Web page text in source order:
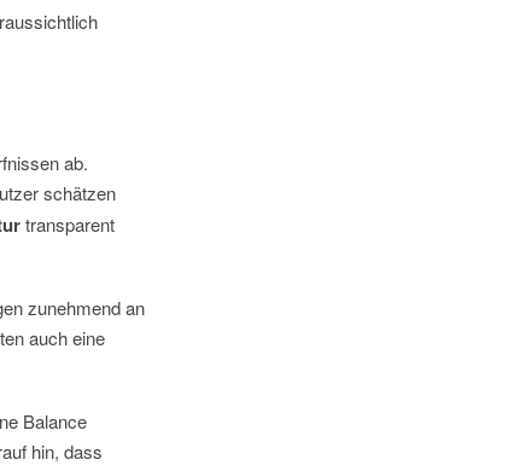
ab.
schätzen
transparent
zunehmend an
auch eine
Balance
hin, dass